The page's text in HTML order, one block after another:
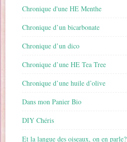
Chronique d'une HE Menthe
Chronique d’un bicarbonate
Chronique d’un dico
Chronique d’une HE Tea Tree
Chronique d’une huile d’olive
Dans mon Panier Bio
DIY Chéris
Et la langue des oiseaux, on en parle?